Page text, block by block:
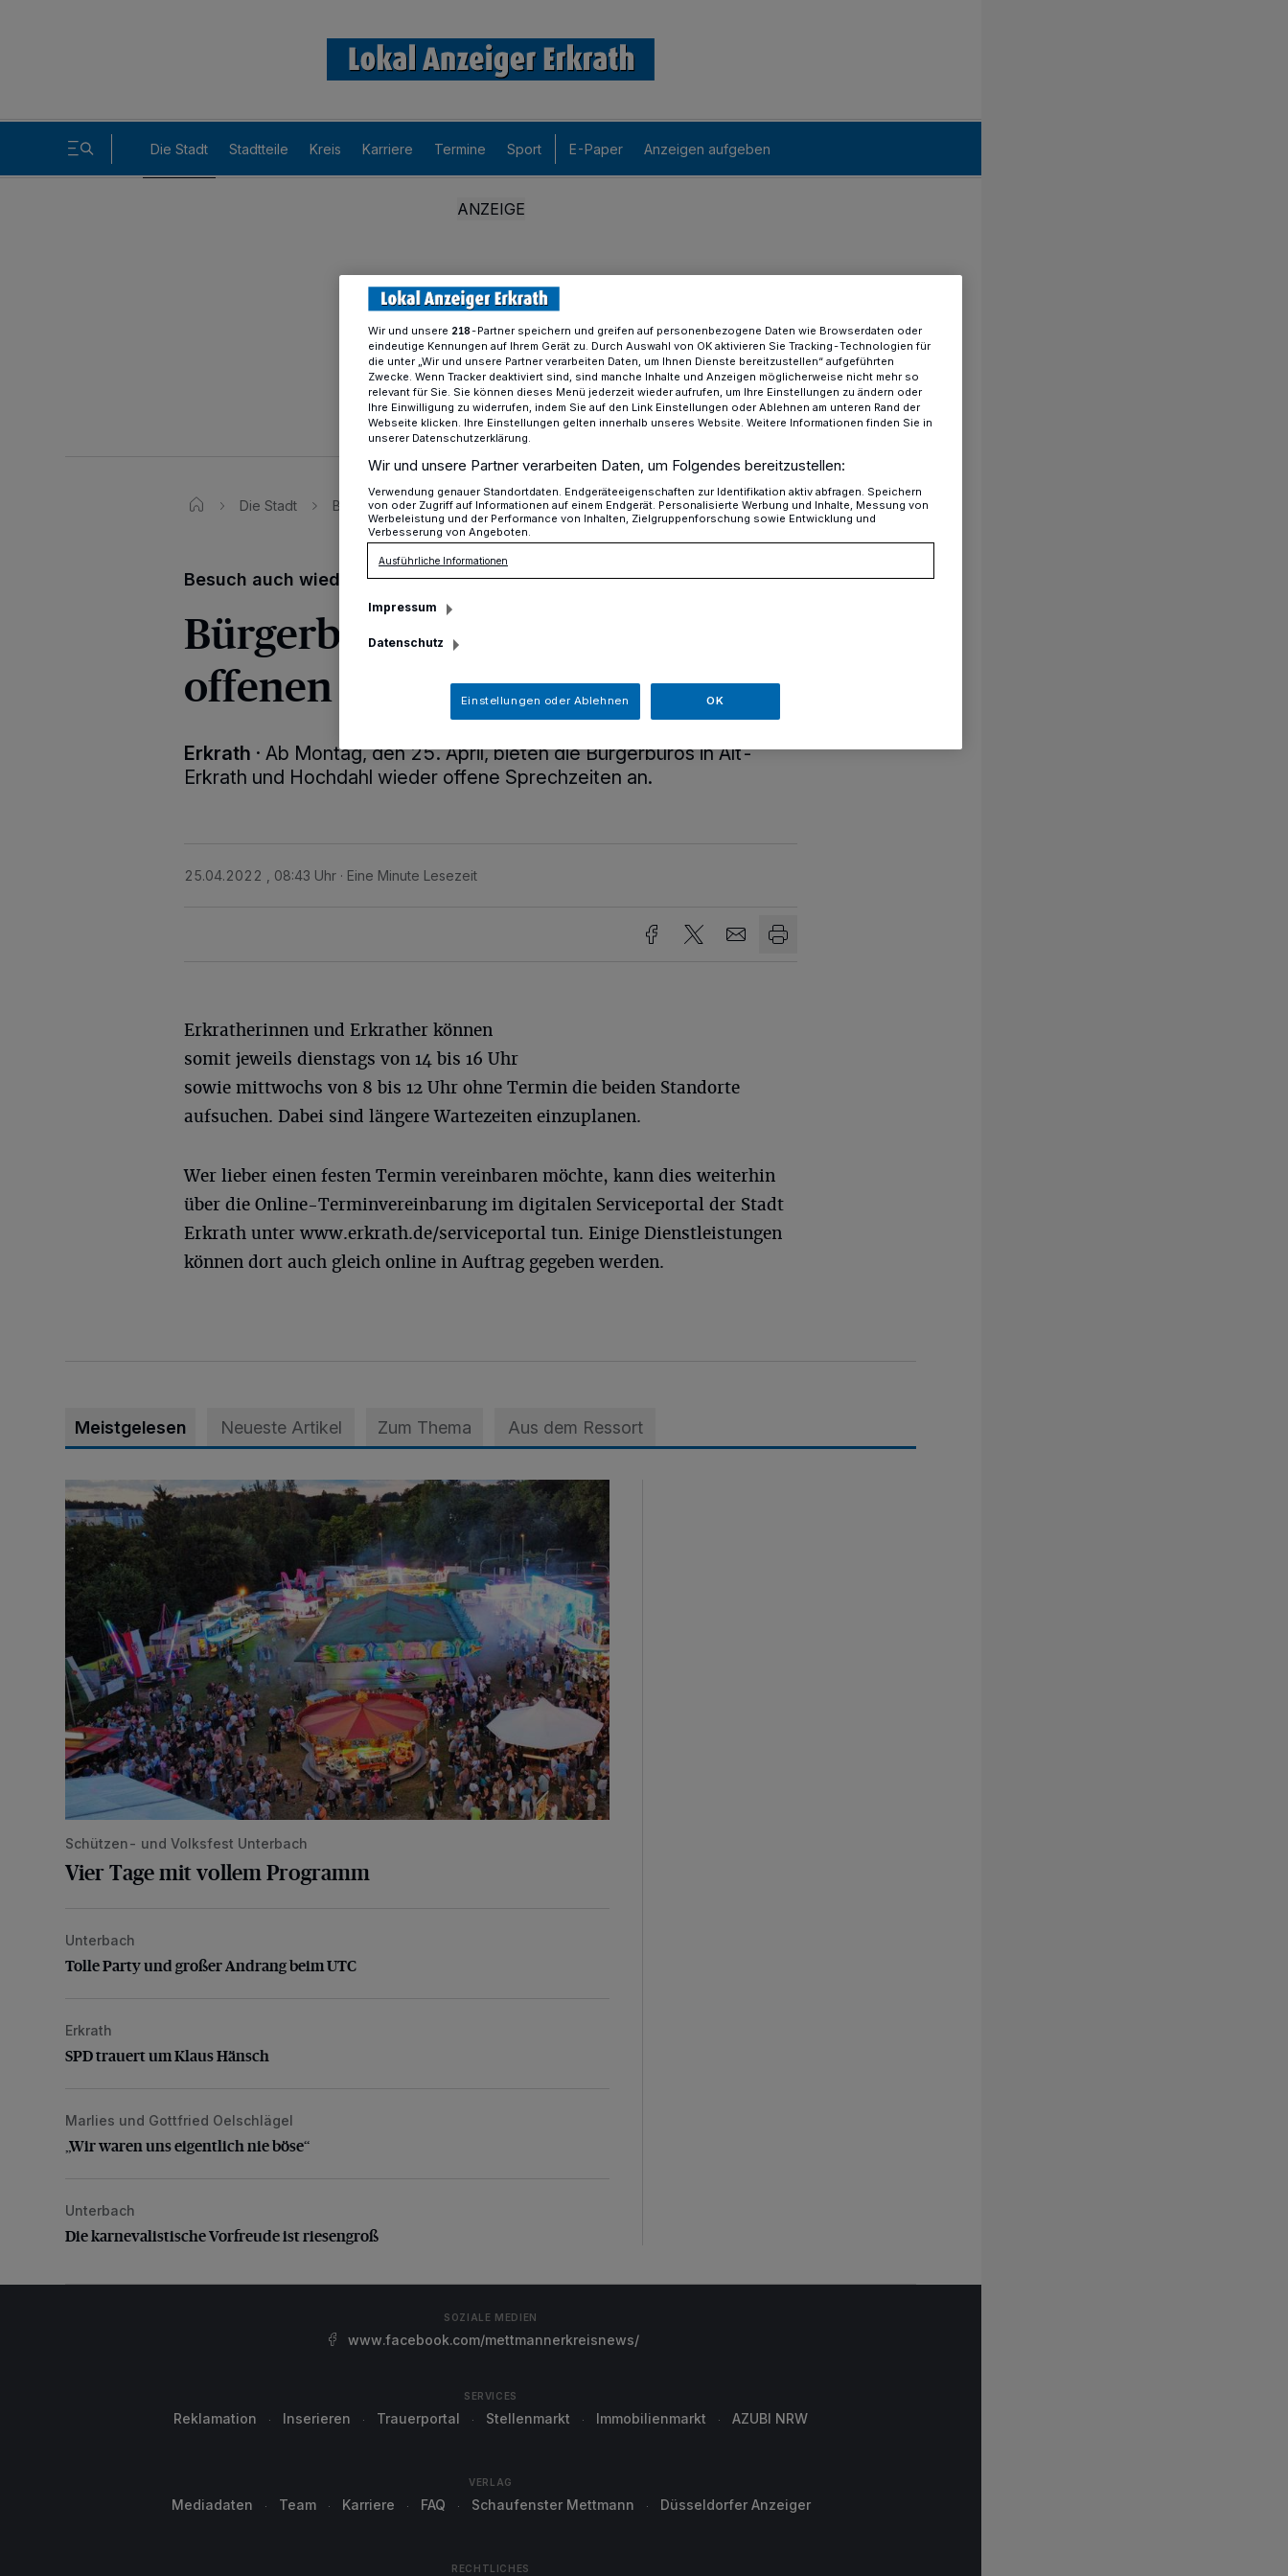
Die Stadt Stadtteile Kreis Karriere Termine Sport E-Paper Anzeigen aufgeben
Die Stadt Bürgerbüro: Rückkehr zu offenen Sprechzeiten
Besuch auch wieder ohne Termin möglich
Bürgerbüro: Rückkehr zu
offenen Sprechzeiten
Erkrath · Ab Montag, den 25. April, bieten die Bürgerbüros in Alt-
Erkrath und Hochdahl wieder offene Sprechzeiten an.
25.04.2022 , 08:43 Uhr Eine Minute Lesezeit
Erkratherinnen und Erkrather können
somit jeweils dienstags von 14 bis 16 Uhr
sowie mittwochs von 8 bis 12 Uhr ohne Termin die beiden Standorte
aufsuchen. Dabei sind längere Wartezeiten einzuplanen.
Wer lieber einen festen Termin vereinbaren möchte, kann dies weiterhin
über die Online-Terminvereinbarung im digitalen Serviceportal der Stadt
Erkrath unter www.erkrath.de/serviceportal tun. Einige Dienstleistungen
können dort auch gleich online in Auftrag gegeben werden.
Meistgelesen Neueste Artikel Zum Thema Aus dem Ressort
Vier Tage mit vollem Programm
Schützen- und Volksfest Unterbach
Vier Tage mit vollem Programm
Tolle Party und großer Andrang beim UTC
Unterbach
Tolle Party und großer Andrang beim UTC
SPD trauert um Klaus Hänsch
Erkrath
SPD trauert um Klaus Hänsch
„Wir waren uns eigentlich nie böse“
Marlies und Gottfried Oelschlägel
„Wir waren uns eigentlich nie böse“
Die karnevalistische Vorfreude ist riesengroß
Unterbach
Die karnevalistische Vorfreude ist riesengroß
SOZIALE MEDIEN
www.facebook.com/mettmannerkreisnews/
SERVICES
Reklamation Inserieren Trauerportal Stellenmarkt Immobilienmarkt AZUBI NRW
VERLAG
Mediadaten Team Karriere FAQ Schaufenster Mettmann Düsseldorfer Anzeiger
RECHTLICHES
Wir und unsere 218-Partner speichern und greifen auf personenbezogene Daten wie Browserdaten oder
eindeutige Kennungen auf Ihrem Gerät zu. Durch Auswahl von OK aktivieren Sie Tracking-Technologien für
die unter „Wir und unsere Partner verarbeiten Daten, um Ihnen Dienste bereitzustellen“ aufgeführten
Zwecke. Wenn Tracker deaktiviert sind, sind manche Inhalte und Anzeigen möglicherweise nicht mehr so
relevant für Sie. Sie können dieses Menü jederzeit wieder aufrufen, um Ihre Einstellungen zu ändern oder
Ihre Einwilligung zu widerrufen, indem Sie auf den Link Einstellungen oder Ablehnen am unteren Rand der
Webseite klicken. Ihre Einstellungen gelten innerhalb unseres Website. Weitere Informationen finden Sie in
unserer Datenschutzerklärung.
Wir und unsere Partner verarbeiten Daten, um Folgendes bereitzustellen:
Verwendung genauer Standortdaten. Endgeräteeigenschaften zur Identifikation aktiv abfragen. Speichern
von oder Zugriff auf Informationen auf einem Endgerät. Personalisierte Werbung und Inhalte, Messung von
Werbeleistung und der Performance von Inhalten, Zielgruppenforschung sowie Entwicklung und
Verbesserung von Angeboten.
Ausführliche Informationen
Impressum
Datenschutz
Einstellungen oder Ablehnen OK